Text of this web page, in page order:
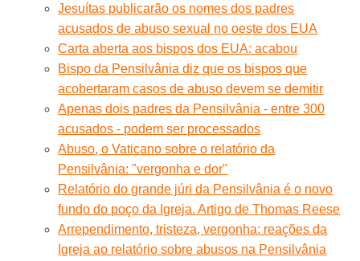
Jesuítas publicarão os nomes dos padres
acusados de abuso sexual no oeste dos EUA
Carta aberta aos bispos dos EUA: acabou
Bispo da Pensilvânia diz que os bispos que
acobertaram casos de abuso devem se demitir
Apenas dois padres da Pensilvânia - entre 300
acusados - podem ser processados
Abuso, o Vaticano sobre o relatório da
Pensilvânia: "vergonha e dor"
Relatório do grande júri da Pensilvânia é o novo
fundo do poço da Igreja. Artigo de Thomas Reese
Arrependimento, tristeza, vergonha: reações da
Igreja ao relatório sobre abusos na Pensilvânia